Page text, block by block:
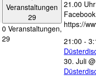
Veranstaltungen
29
0 Veranstaltungen,
29
21.00
https://
21:00 -
30. Juli